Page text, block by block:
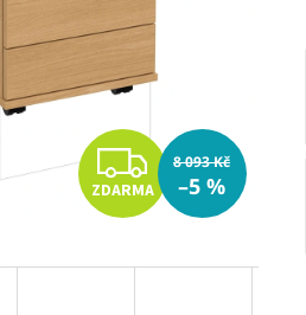
Z
D
A
ZDARMA
8 093 Kč
–5 %